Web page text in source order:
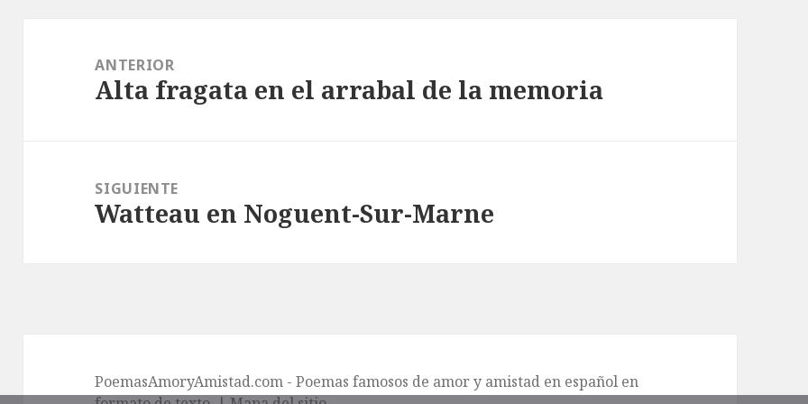
entradas
ANTERIOR
Entrada
Alta fragata en el arrabal de la memoria
SIGUIENTE
Entrada
Watteau en Noguent-Sur-Marne
PoemasAmoryAmistad.com - Poemas famosos de amor y amistad en español en